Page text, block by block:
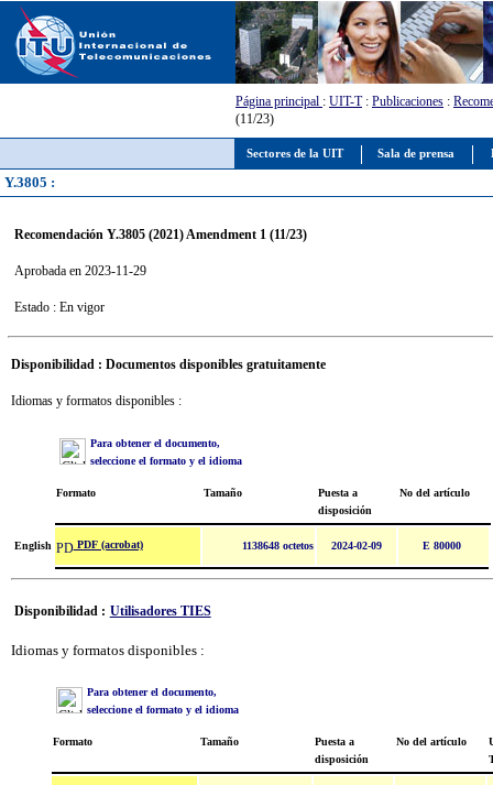
Sectores de la UIT Sala de prensa
Página principal : UIT-T: Publicaciones :
(11/23)
Y.3805 :
Recomendación Y.3805 (2021) Amendment 1 (11/23)
Aprobada en 2023-11-29
Estado : En vigor
Disponibilidad : Documentos disponibles gratuitamente
Idiomas y formatos disponibles :
Para obtener el documento,
seleccione el formato y el idioma
Formato Tamaño
Puesta a
disposición
No del artículo
English PDF (acrobat) 1138648 octetos 2024-02-09 E 80000
Disponibilidad : Utilisadores TIES
Idiomas y formatos disponibles :
Para obtener el documento,
seleccione el formato y el idioma
Formato Tamaño
Puesta a
disposición
No del artículo